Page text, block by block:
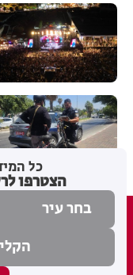
כל
הצטרפו